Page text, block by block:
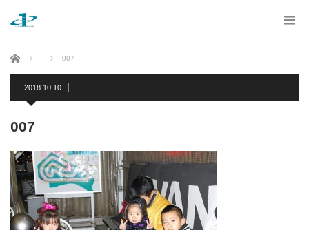
ホーム 007
2018.10.10
007